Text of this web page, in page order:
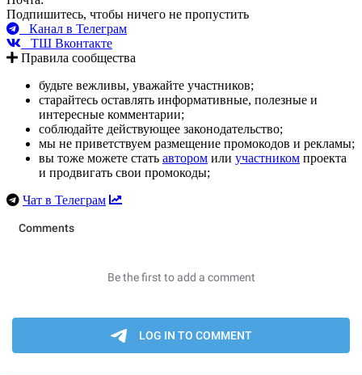
Подпишитесь, чтобы ничего не пропустить
Канал в Телеграм
ТШ Вконтакте
Правила сообщества
будьте вежливы, уважайте участников;
старайтесь оставлять информативные, полезные и
интересные комментарии;
соблюдайте действующее законодательство;
мы не приветствуем размещение промокодов и рекламы;
вы тоже можете стать автором или участником проекта
и продвигать свои промокоды;
Чат в Телеграм